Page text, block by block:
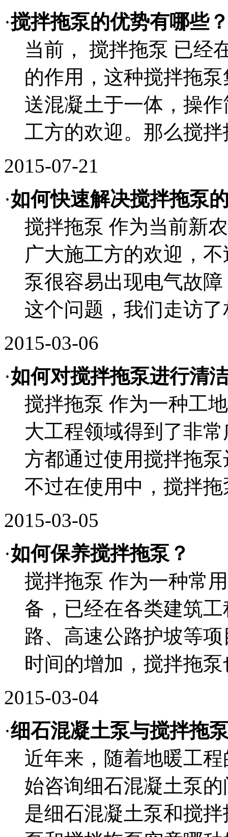
·搅拌拖泵的优势有哪些
当前， 搅拌拖泵 已经
的作用，这种搅拌拖
送混凝土于一体，操
工方的欢迎。那么搅
2015-07-21
·如何快速解决搅拌拖泵
搅拌拖泵 作为当前新
广大施工方的欢迎，
泵很容易出现电气故
这个问题，我们走访
2015-03-06
·如何对搅拌拖泵进行清
搅拌拖泵 作为一种工
大工程领域得到了非
方都通过使用搅拌拖
不过在使用中，搅拌
2015-03-05
·如何保养搅拌拖泵？
搅拌拖泵 作为一种常
备，已经在各类建筑
路、高速公路护坡等
时间的增加，搅拌拖
2015-03-04
·细石混凝土泵与搅拌拖
近年来，随着地暖工
始咨询细石混凝土泵
是细石混凝土泵和搅